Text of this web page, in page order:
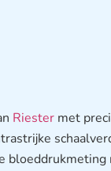
Riester met